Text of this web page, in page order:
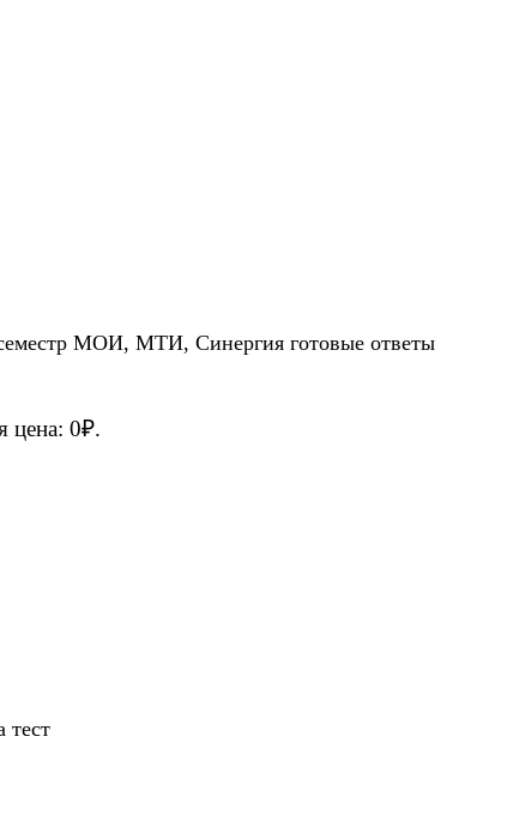
МОИ, МТИ, Синергия готовые ответы
цена: 0₽.